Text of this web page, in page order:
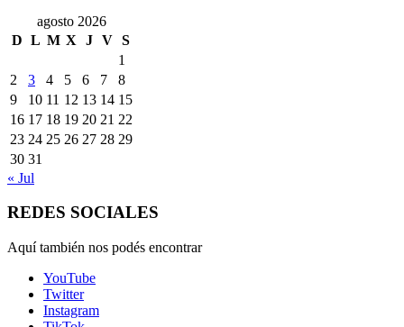
agosto 2026
D L M X J V S
1
2
3 4 5 6 7
8
9
10 11 12 13 14 15
16 17 18 19 20 21 22
23 24 25 26 27 28 29
30 31
« Jul
REDES SOCIALES
Aquí también nos podés encontrar
YouTube
Twitter
Instagram